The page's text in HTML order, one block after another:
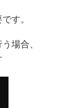
す。
場合、